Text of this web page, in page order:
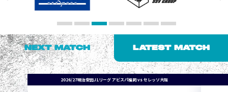
NEXT MATCH LATEST MATCH
2026/27明治安田J1リーグ アビスパ福岡 vs セレッソ大阪